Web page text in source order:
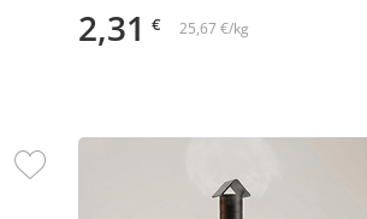
2,31 € 25,67 €/kg